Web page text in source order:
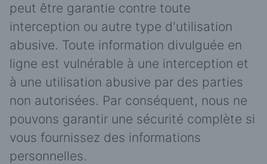
peut être garantie contre toute
interception ou autre type d'utilisation
abusive. Toute information divulguée en
ligne est vulnérable à une interception et
à une utilisation abusive par des parties
non autorisées. Par conséquent, nous ne
pouvons garantir une sécurité complète si
vous fournissez des informations
personnelles.